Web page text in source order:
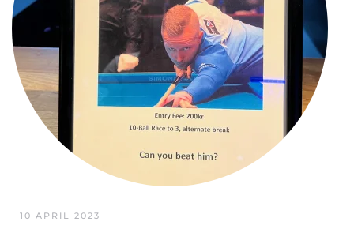
10 APRIL 2023